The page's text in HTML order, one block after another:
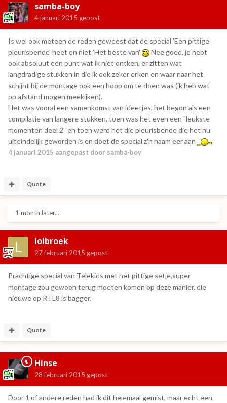
samba-boy
4 januari 2015 gepost
Is wel ook meteen de reden geweest dat de special 'Een pittige
pleurisbende' heet en niet 'Het beste van'
Nee goed, je hebt
ook absoluut een punt wat ik niet ontken, er zitten wat
langdradige stukken in die ik ook zeker erken en waar naar het
schijnt bij de montage ook een hoop om te doen was (ik heb wat
op afstand mogen meekijken).
Het was vooral een samenkomst van ideetjes, het begon als een
compilatie van langere stukken, toen was het even een "leukste
momenten deel 2" en toen werd het die pleurisbende die het nu
uiteindelijk geworden is en doet de special z'n naam eer aan
4 januari 2015 aangepast door samba-boy
Quote
1 month later...
lolbroek
27 februari 2015 gepost
Prachtige special van Telekids met het pittige setje,super
montage zou gewoon terug moeten komen op deze manier. die
nieuwe op RTL8 is bagger.
Quote
Hinse
28 februari 2015 gepost
Door 1 of andere reden had ik dit helemaal gemist, maar echt een